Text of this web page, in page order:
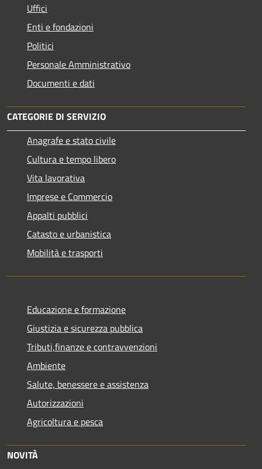
Uffici
Enti e fondazioni
Politici
Personale Amministrativo
Documenti e dati
CATEGORIE DI SERVIZIO
Anagrafe e stato civile
Cultura e tempo libero
Vita lavorativa
Imprese e Commercio
Appalti pubblici
Catasto e urbanistica
Mobilità e trasporti
Educazione e formazione
Giustizia e sicurezza pubblica
Tributi,finanze e contravvenzioni
Ambiente
Salute, benessere e assistenza
Autorizzazioni
Agricoltura e pesca
NOVITÀ